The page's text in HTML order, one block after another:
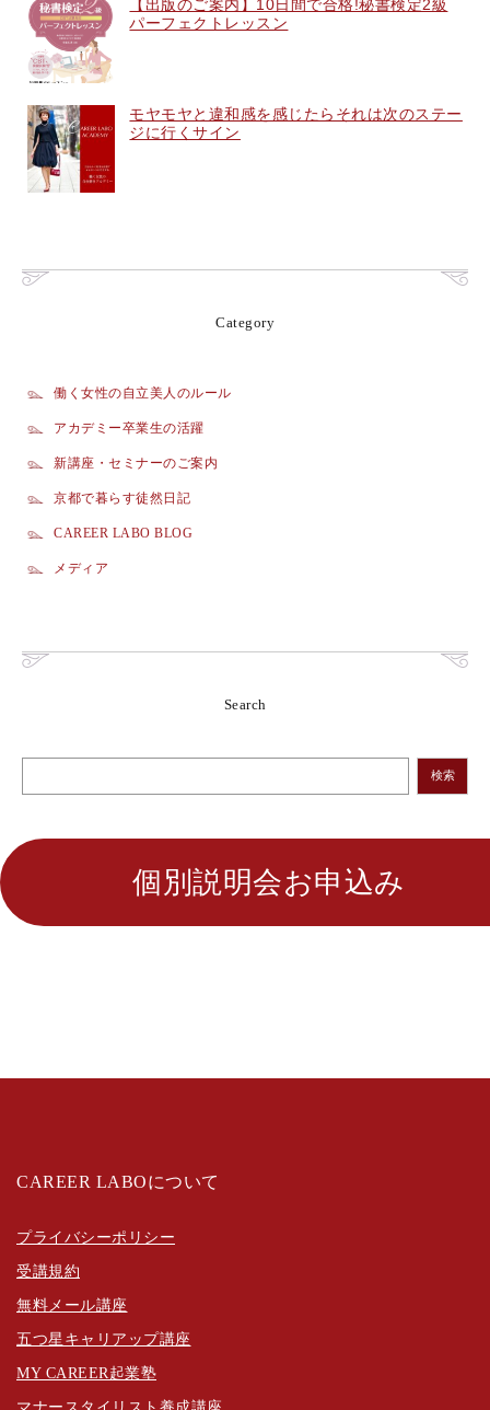
【出版のご案内】10日間で合格!秘書検定2級
パーフェクトレッスン
モヤモヤと違和感を感じたらそれは次のステー
ジに行くサイン
Category
働く女性の自立美人のルール
アカデミー卒業生の活躍
新講座・セミナーのご案内
京都で暮らす徒然日記
CAREER LABO BLOG
メディア
Search
検索
個別説明会お申込み
CAREER LABOについて
プライバシーポリシー
受講規約
無料メール講座
五つ星キャリアップ講座
MY CAREER起業塾